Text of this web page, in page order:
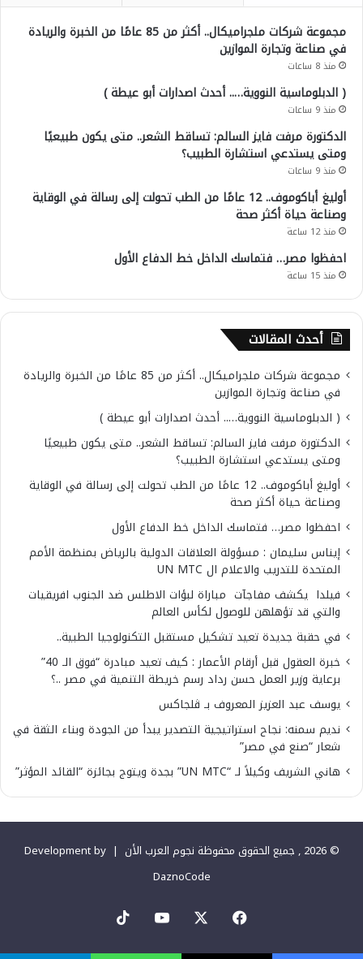
مجموعة شركات ملجراميكال.. أكثر من 85 عامًا من الخبرة والريادة
في صناعة وتجارة الموازين
منذ 8 ساعات
( الدبلوماسية النووية….. أحدث اصدارات أبو عيطة )
منذ 9 ساعات
الدكتورة مرفت فايز السالم: تساقط الشعر.. متى يكون طبيعيًا
ومتى يستدعي استشارة الطبيب؟
منذ 9 ساعات
أوليغ أباكوموف.. 12 عامًا من الطب تحولت إلى رسالة في الوقاية
وصناعة حياة أكثر صحة
منذ 12 ساعة
احفظوا مصر… فتماسك الداخل خط الدفاع الأول
منذ 15 ساعة
أحدث المقالات
مجموعة شركات ملجراميكال.. أكثر من 85 عامًا من الخبرة والريادة
في صناعة وتجارة الموازين
( الدبلوماسية النووية….. أحدث اصدارات أبو عيطة )
الدكتورة مرفت فايز السالم: تساقط الشعر.. متى يكون طبيعيًا
ومتى يستدعي استشارة الطبيب؟
أوليغ أباكوموف.. 12 عامًا من الطب تحولت إلى رسالة في الوقاية
وصناعة حياة أكثر صحة
احفظوا مصر… فتماسك الداخل خط الدفاع الأول
إيناس سليمان : مسؤولة العلاقات الدولية بالرياض بمنظمة الأمم
المتحدة للتدريب والاعلام ال UN MTC
فيلدا يكشف مفاجآت مباراة لبؤات الاطلس ضد الجنوب افريقيات
والتي قد تؤهلهن للوصول لكأس العالم
في حقبة جديدة تعيد تشكيل مستقبل التكنولوجيا الطبية..
خبرة العقول قبل أرقام الأعمار : كيف تعيد مبادرة “فوق الـ 40”
برعاية وزير العمل حسن رداد رسم خريطة التنمية في مصر ..؟
يوسف عبد العزيز المعروف بـ ڤلجاكس
نديم سمنه: نجاح استراتيجية التصدير يبدأ من الجودة وبناء الثقة في
شعار “صنع في مصر”
هاني الشريف وكيلاً لـ “UN MTC” بجدة ويتوج بجائزة “القائد المؤثر”
© 2026 , جميع الحقوق محفوظة نجوم العرب الأن |
Development by
DaznoCode
فيسبوك ‫YouTube